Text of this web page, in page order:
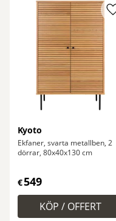
Kyoto
Ekfaner, svarta metallben, 2
dörrar, 80x40x130 cm
€549